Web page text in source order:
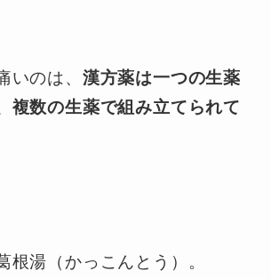
いのは、 漢方薬は一つの生薬
複数の生薬で組み立てられて
根湯（かっこんとう）。